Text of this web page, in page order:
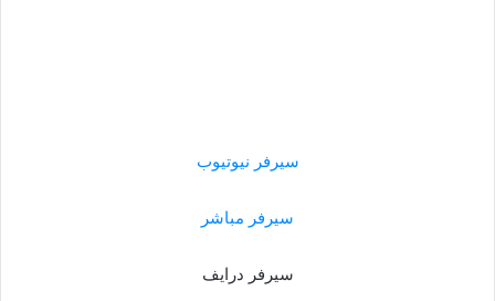
سيرفر نيوتيوب
سيرفر مباشر
سيرفر درايف